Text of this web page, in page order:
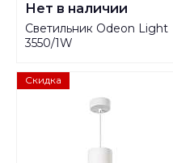
Нет в наличии
Светильник Odeon Light
3550/1W
Скидка